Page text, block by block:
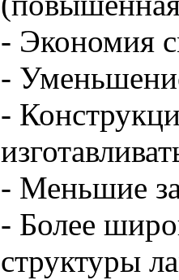
- Экономия
-
-
- Меньшие
- Более
структуры